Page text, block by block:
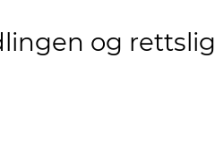
og rettslig